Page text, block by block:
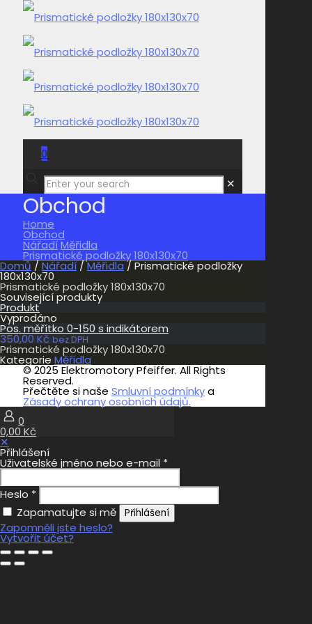
0
0,00 Kč
✕
Obchod
Home
Obchod
NářadíMěřidla
Prismatické podložky 180x130x70
Domů / Nářadí /Měřidla / Prismatické podložky
180x130x70
Prismatické podložky 180x130x70
Související produkty
Produkt
Vyprodáno
Pos. měřítko 0-150 s indikátorem
350,00 Kč bez DPH
Prismatické podložky 180x130x70
Kategorie Měřidla
© 2025 Elektromotory Pfeiffer. All Rights
Reserved.
Přečtěte si naše Smluvní podmínkya
Zásady ochrany osobních údajů.
0
0,00 Kč
✕
Přihlášení
Uživatelské jméno nebo e-mail *
Heslo *
Zapamatujte si mě
Přihlášení
Zapomněli jste heslo?
Vytvořit účet?